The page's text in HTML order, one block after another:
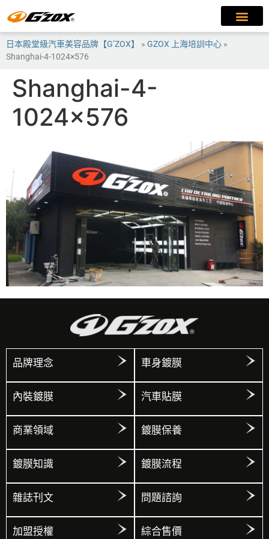
日本殿堂級汽車美容品牌【G’ZOX】 » GZOX 上海培訓中心 »
Shanghai-4-1024×576
Shanghai-4-
1024×576
品牌理念 車身鍍膜
內裝鍍膜 汽車貼膜
商業領域 鍍膜保養
鍍膜知識 鍍膜流程
雜誌刊文 問題諮詢
加盟授權 綜合售價